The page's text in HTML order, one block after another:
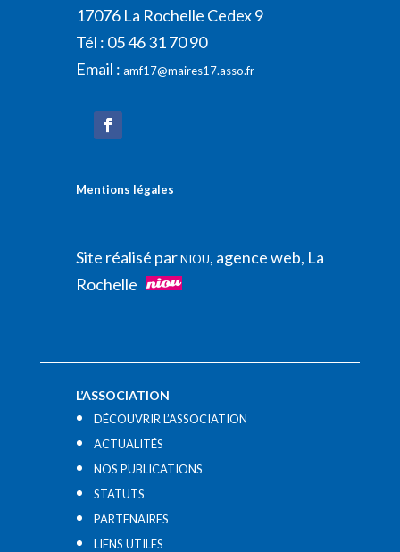
17076 La Rochelle Cedex 9
Tél : 05 46 31 70 90
Email : amf17@maires17.asso.fr
Mentions légales
Site réalisé parNIOU, agence web, La
Rochelle
L’ASSOCIATION
DÉCOUVRIR L’ASSOCIATION
ACTUALITÉS
NOS PUBLICATIONS
STATUTS
PARTENAIRES
LIENS UTILES​